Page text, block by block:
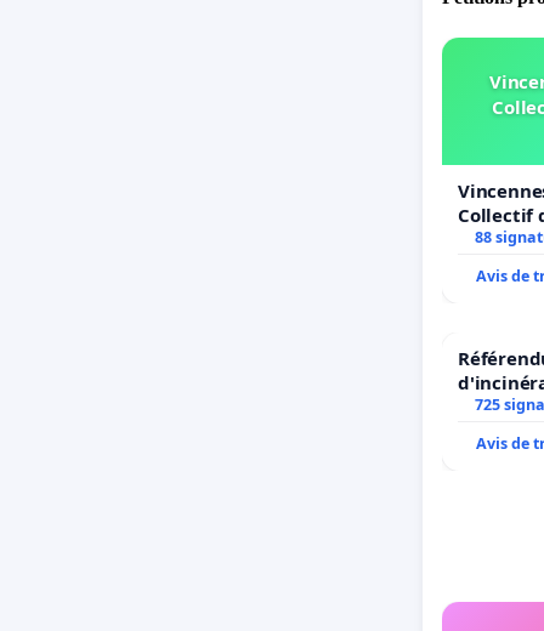
Collectif
Simone
88
Avis de
725
Avis de